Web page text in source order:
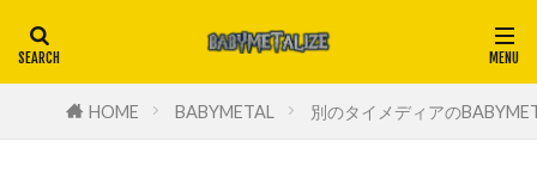
HOME BABYMETAL 別のタイメディアの